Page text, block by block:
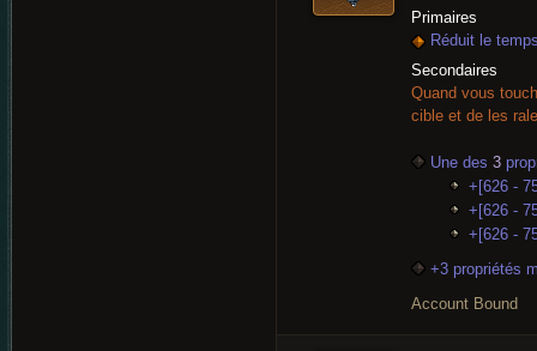
Primaires
Réduit le
Secondaires
Quand vous
cible et de les
Une des 3
+[626 -
+[626 -
+[626 -
+3 propriétés
Account Bound